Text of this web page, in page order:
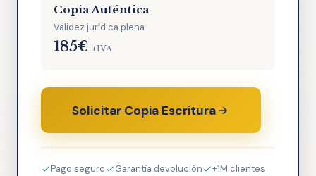
Copia Auténtica
Validez jurídica plena
185€ +IVA
Solicitar Copia Escritura
Pago seguro Garantía devolución +1M clientes